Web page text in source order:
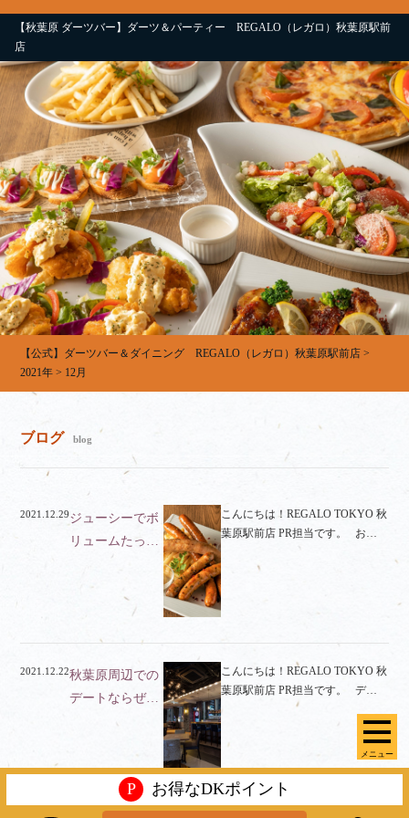
【秋葉原 ダーツバー】ダーツ＆パーティー REGALO（レガロ）秋葉原駅前
店
メニュー
【公式】ダーツバー＆ダイニング REGALO（レガロ）秋葉原駅前店 >
2021年 > 12月
ブログ blog
2021.12.29ジューシーでボ
リュームたっ…
こんにちは！REGALO TOKYO 秋
葉原駅前店 PR担当です。 お…
2021.12.22秋葉原周辺での
デートならぜ…
こんにちは！REGALO TOKYO 秋
葉原駅前店 PR担当です。 デ…
P お得なDKポイント